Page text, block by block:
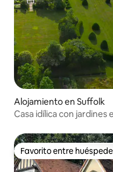
Alojamiento en Suffolk
Casa idílica con jardines
Favorito entre
Favorito entre